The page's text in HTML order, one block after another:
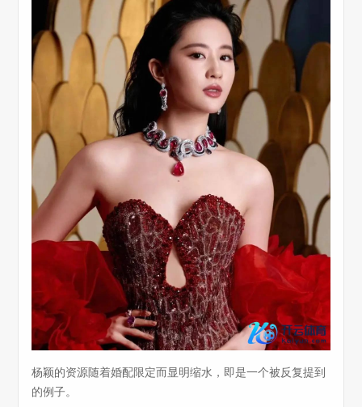
杨颖的资源随着婚配限定而显明缩水，即是一个被反复提到
的例子。